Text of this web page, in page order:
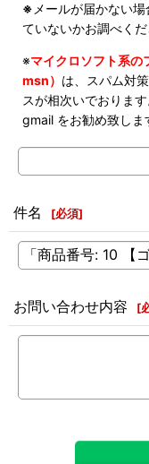
※ メールが届かない
ていないかお調べくだ
※マイクロソフト系
msn） は、スパム対
スが相次いでおりま
gmail をお勧め致しま
件名 [必須]
お問い合わせ内容 [